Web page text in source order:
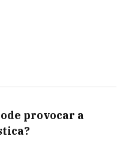
provocar a